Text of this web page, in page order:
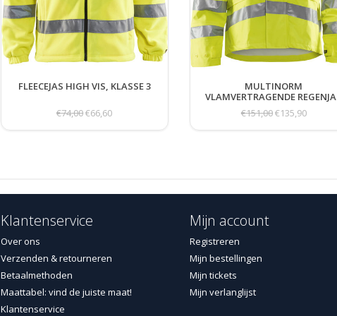
FLEECEJAS HIGH VIS, KLASSE 3
€74,00€66,60
MULTINORM
VLAMVERTRAGENDE
€151,00€135,90
Klantenservice
Over ons
Verzenden & retourneren
Betaalmethoden
Maattabel: vind de juiste maat!
Klantenservice
Mijn account
Registreren
Mijn bestellingen
Mijn tickets
Mijn verlanglijst